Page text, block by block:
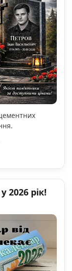
рік!